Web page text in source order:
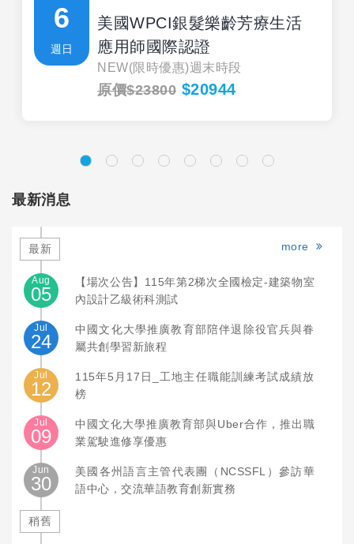
6
週日
美國WPCI銀髮樂齡芳療生活
應用師國際認證
NEW(限時優惠)週末時段
原價$23800 $20944
最新消息
more
最新
Aug
05
【場次公告】115年第2梯次全國檢定-建築物室
內設計乙級術科測試
Jul
24
中國文化大學推廣教育部陪伴退除役官兵與眷
屬共創學習新旅程
Jul
12
115年5月17日_工地主任職能訓練考試成績放
榜
Jul
09
中國文化大學推廣教育部與Uber合作，推出職
業駕駛進修享優惠
Jun
30
美國各州語言主管代表團（NCSSFL）參訪華
語中心，交流華語教育創新實務
稍舊